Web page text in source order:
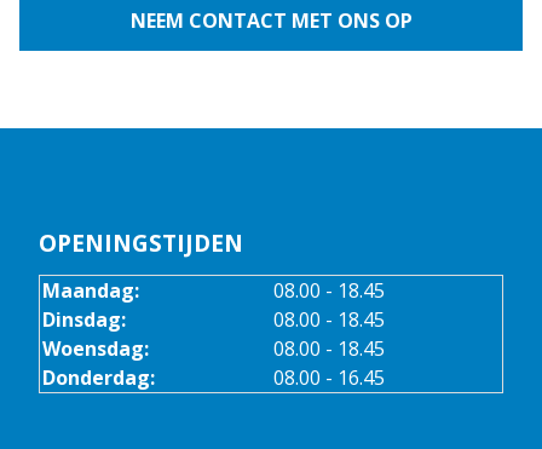
NEEM CONTACT MET ONS OP
OPENINGSTIJDEN
Maandag:
08.00 - 18.45
Dinsdag:
08.00 - 18.45
Woensdag:
08.00 - 18.45
Donderdag:
08.00 - 16.45